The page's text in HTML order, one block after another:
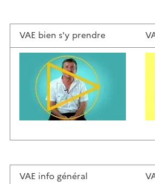
VAE bien s'y prendre
VAE info général